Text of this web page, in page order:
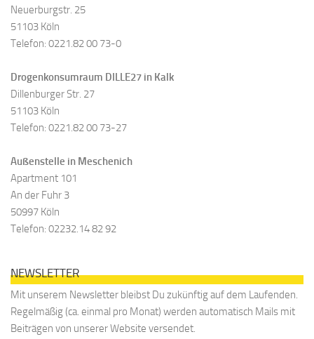
Neuerburgstr. 25
51103 Köln
Telefon: 0221.82 00 73-0
Drogenkonsumraum DILLE27 in Kalk
Dillenburger Str. 27
51103 Köln
Telefon: 0221.82 00 73-27
Außenstelle in Meschenich
Apartment 101
An der Fuhr 3
50997 Köln
Telefon: 02232.14 82 92
NEWSLETTER
Mit unserem Newsletter bleibst Du zukünftig auf dem Laufenden.
Regelmäßig (ca. einmal pro Monat) werden automatisch Mails mit
Beiträgen von unserer Website versendet.